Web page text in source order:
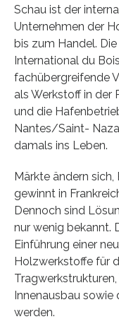
Schau ist der
Unternehmen der
bis zum Handel.
International du
fachübergreifende
als Werkstoff in der
und die
Nantes/Saint-
damals ins Leben.
Märkte ändern
gewinnt in
Dennoch sind
nur wenig bekannt.
Einführung einer
Holzwerkstoffe für
Innenausbau
werden.